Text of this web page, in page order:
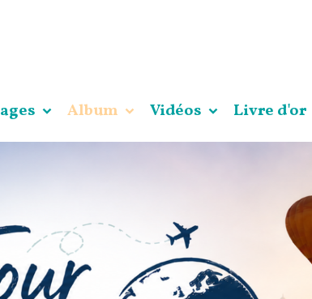
Album Vidéos Livre d'or